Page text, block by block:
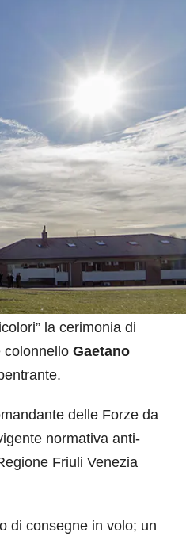
la cerimonia di
colonnello Gaetano
delle Forze da
normativa anti-
Friuli Venezia
di consegne in volo; un